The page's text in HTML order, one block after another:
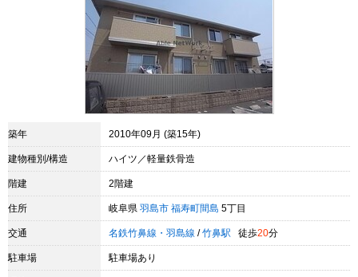
築年 2010年09月 (築15年)
建物種別/構造 ハイツ／軽量鉄骨造
階建 2階建
住所 岐阜県 羽島市 福寿町間島 5丁目
交通 名鉄竹鼻線・羽島線 / 竹鼻駅 徒歩20分
駐車場 駐車場あり